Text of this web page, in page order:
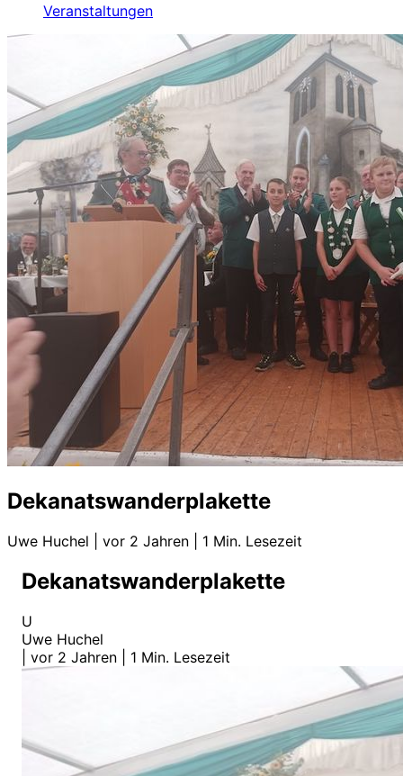
Veranstaltungen
Dekanatswanderplakette
Uwe Huchel vor 2 Jahren 1 Min. Lesezeit
Dekanatswanderplakette
U
Uwe Huchel
vor 2 Jahren 1 Min. Lesezeit